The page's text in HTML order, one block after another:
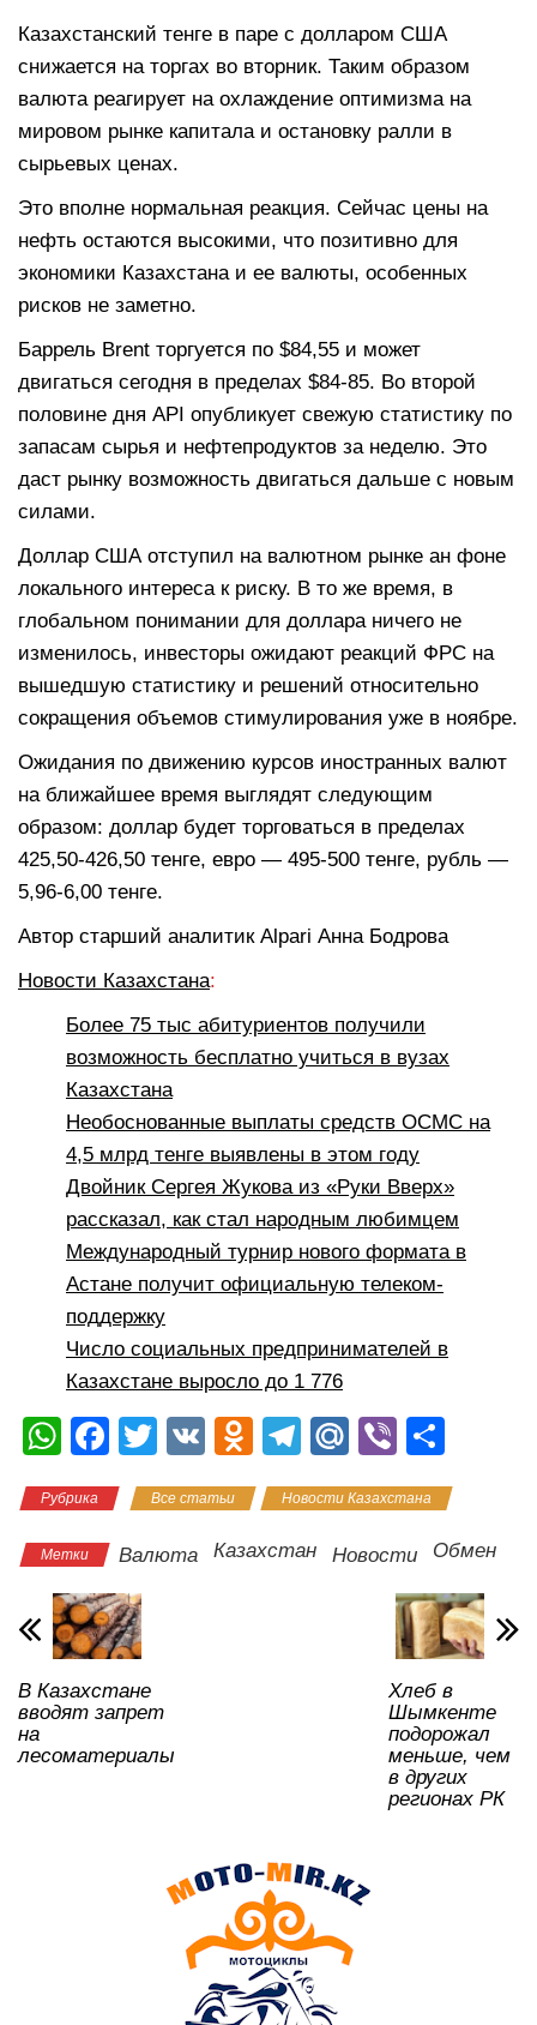
Казахстанский тенге в паре с долларом США
снижается на торгах во вторник. Таким образом
валюта реагирует на охлаждение оптимизма на
мировом рынке капитала и остановку ралли в
сырьевых ценах.
Это вполне нормальная реакция. Сейчас цены на
нефть остаются высокими, что позитивно для
экономики Казахстана и ее валюты, особенных
рисков не заметно.
Баррель Brent торгуется по $84,55 и может
двигаться сегодня в пределах $84-85. Во второй
половине дня API опубликует свежую статистику по
запасам сырья и нефтепродуктов за неделю. Это
даст рынку возможность двигаться дальше с новым
силами.
Доллар США отступил на валютном рынке ан фоне
локального интереса к риску. В то же время, в
глобальном понимании для доллара ничего не
изменилось, инвесторы ожидают реакций ФРС на
вышедшую статистику и решений относительно
сокращения объемов стимулирования уже в ноябре.
Ожидания по движению курсов иностранных валют
на ближайшее время выглядят следующим
образом: доллар будет торговаться в пределах
425,50-426,50 тенге, евро — 495-500 тенге, рубль —
5,96-6,00 тенге.
Автор старший аналитик Alpari Анна Бодрова
Новости Казахстана:
Более 75 тыс абитуриентов получили
возможность бесплатно учиться в вузах
Казахстана
Необоснованные выплаты средств ОСМС на
4,5 млрд тенге выявлены в этом году
Двойник Сергея Жукова из «Руки Вверх»
рассказал, как стал народным любимцем
Международный турнир нового формата в
Астане получит официальную телеком-
поддержку
Число социальных предпринимателей в
Казахстане выросло до 1 776
W
at
s
A
p
p
F
c
e
b
o
o
k
T
tt
er
V
O
n
o
T
e
gr
M
.R
u
Vi
er р
а
в
и
ть
Рубрика Все статьи Новости Казахстана
Метки Валюта Казахстан Новости Обмен
В Казахстане
вводят запрет
на
лесоматериалы
Хлеб в
Шымкенте
подорожал
меньше, чем
в других
регионах РК